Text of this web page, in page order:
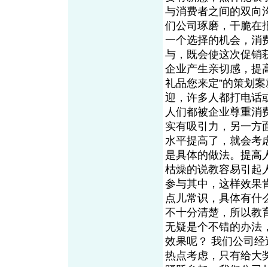
与消费者之间的双向
们公司琢磨，干脆在
一个选择的机会，消
与，既会使这次促销
企业产生亲切感，提
礼品您来定”的策划
迎，许多人都打电话
人们都被企业尊重消
实有吸引力，另一方
水平提高了，就会考
是具体的做法。提高
枯燥的说教容易引起
参与其中，这样效果
点儿常识，具体有什
不十分清楚，所以教
无疑是个不错的办法
效果呢？ 我们公司
热点考虑，只有给大